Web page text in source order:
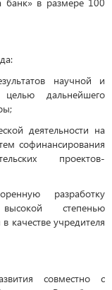
научной и
целью дальнейшего
деятельности на
софинансирования
проектов-
разработку
степенью
качестве учредителя
совместно с